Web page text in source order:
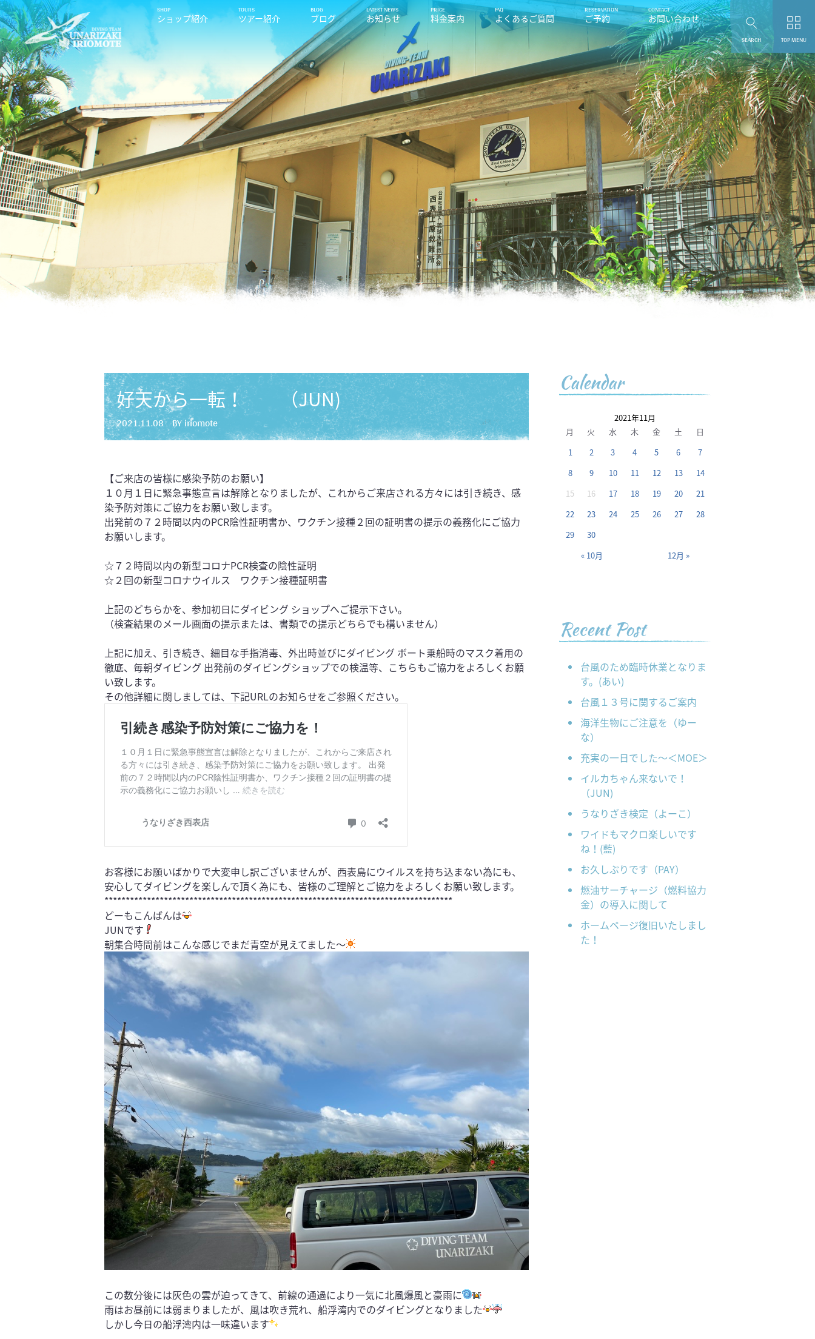
ショップ紹介 ツアー紹介 ブログ お知らせ 料金案内 よくあるご質問 ご予約 お問い合わせ
SEARCH TOP MENU
Calendar
2021年11月
月
火 水 木 金 土 日
« 10月 12月 »
1 2 3 4 5 6
7
8
9 10 11 12 13
14
15
16 17 18 19 20
21
22
23 24 25 26 27
28
29
30
Recent Post
台風のため臨時休業となりま
す。(あい)
台風１３号に関するご案内
海洋生物にご注意を（ゆー
な）
充実の一日でした～＜MOE＞
イルカちゃん来ないで！
（JUN)
うなりざき検定（よーこ）
ワイドもマクロ楽しいです
ね！(藍)
お久しぶりです（PAY）
燃油サーチャージ（燃料協力
金）の導入に関して
ホームページ復旧いたしまし
た！
好天から一転！ （JUN)
2021.11.08 BY iriomote
【ご来店の皆様に感染予防のお願い】
１０月１日に緊急事態宣言は解除となりましたが、これからご来店される方々には引き続き、感
染予防対策にご協力をお願い致します。
出発前の７２時間以内のPCR陰性証明書か、ワクチン接種２回の証明書の提示の義務化にご協力
お願いします。
☆７２時間以内の新型コロナPCR検査の陰性証明
☆２回の新型コロナウイルス ワクチン接種証明書
上記のどちらかを、参加初日にダイビング ショップへご提示下さい。
（検査結果のメール画面の提示または、書類での提示どちらでも構いません）
上記に加え、引き続き、細目な手指消毒、外出時並びにダイビング ボート乗船時のマスク着用の
徹底、毎朝ダイビング 出発前のダイビングショップでの検温等、こちらもご協力をよろしくお願
い致します。
その他詳細に関しましては、下記URLのお知らせをご参照ください。
お客様にお願いばかりで大変申し訳ございませんが、西表島にウイルスを持ち込まない為にも、
安心してダイビングを楽しんで頂く為にも、皆様のご理解とご協力をよろしくお願い致します。
**********************************************************************************
どーもこんばんは
JUNです
朝集合時間前はこんな感じでまだ青空が見えてました〜
この数分後には灰色の雲が迫ってきて、前線の通過により一気に北風爆風と豪雨に
雨はお昼前には弱まりましたが、風は吹き荒れ、船浮湾内でのダイビングとなりました
しかし今日の船浮湾内は一味違います